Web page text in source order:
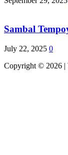
Sambal
July 22, 2025 0
Copyright © 2026 |